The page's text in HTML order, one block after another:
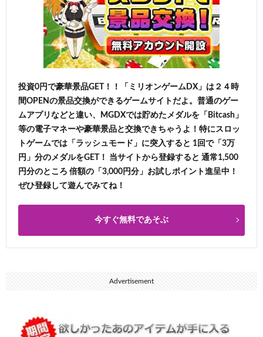
投資0円で豪華景品GET！！「ミリオンゲームDX」は２４時
間OPENの景品交換ができるゲームサイトだよ。普通のゲー
ムアプリなどと違い、MGDXでは貯めたメダルを「Bitcash」
等の電子マネーや豪華景品と交換できちゃうよ！特にスロッ
トゲームでは「ラッシュモード」に突入すると 1回で「3万
円」分のメダルをGET！ 当サイトから登録すると 通常1,500
円分のところ 倍額の「3,000円分」お試しポイント進呈中！
ぜひ登録して遊んでみてね！
今すぐ無料であそぶ
Advertisement